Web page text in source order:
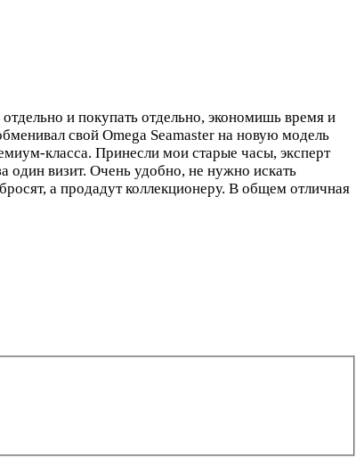
и покупать отдельно, экономишь время и
свой Omega Seamaster на новую модель
класса. Принесли мои старые часы, эксперт
один визит. Очень удобно, не нужно искать
а продадут коллекционеру. В общем отличная